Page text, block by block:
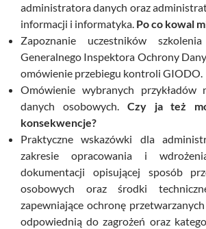
administratora danych oraz
informacji i informatyka. Po co kowal
Zapoznanie uczestników
Generalnego Inspektora Ochrony
omówienie przebiegu kontroli GIODO.
Omówienie wybranych przykładów
danych osobowych. Czy ja też
konsekwencje?
Praktyczne wskazówki dla
zakresie opracowania i
dokumentacji opisującej sposób
osobowych oraz środki
zapewniające ochronę
odpowiednią do zagrożeń oraz